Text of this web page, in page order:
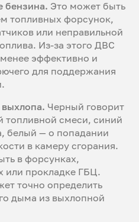
бензина. Это может быть
топливных форсунок,
или неправильной
Из-за этого ДВС
эффективно и
для поддержания
Черный говорит
топливной смеси, синий
белый — о попадании
в камеру сгорания.
в форсунках,
или прокладке ГБЦ.
точно определить
дыма из выхлопной